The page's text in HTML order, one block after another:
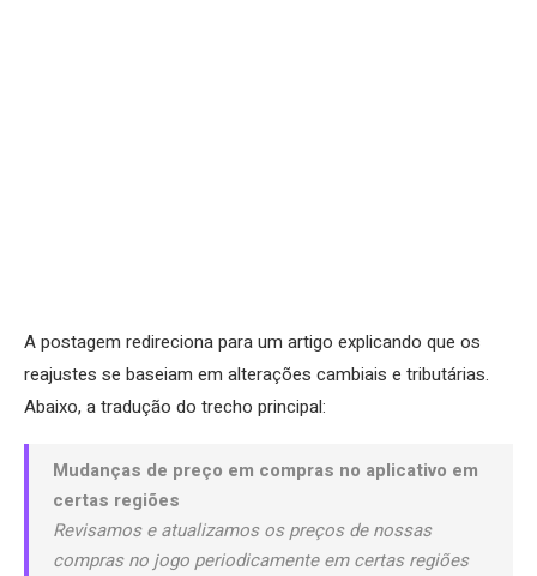
A postagem redireciona para um artigo explicando que os
reajustes se baseiam em alterações cambiais e tributárias.
Abaixo, a tradução do trecho principal:
Mudanças de preço em compras no aplicativo em
certas regiões
Revisamos e atualizamos os preços de nossas
compras no jogo periodicamente em certas regiões